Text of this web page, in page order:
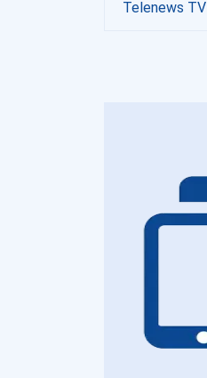
Telenews TV